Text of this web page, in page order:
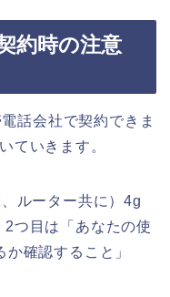
約時の注意
話会社で契約できま
ていきます。
ルーター共に）4g
つ目は「あなたの使
確認すること」